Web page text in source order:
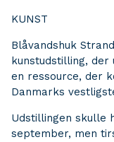
KUNST
Blåvandshuk
kunstudstilling,
en ressource, der
Danmarks
Udstillingen skulle
september, men